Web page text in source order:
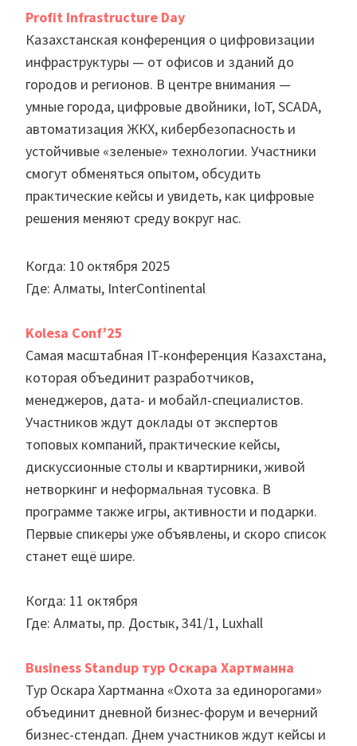
Profit Infrastructure Day
Казахстанская конференция о цифровизации
инфраструктуры — от офисов и зданий до
городов и регионов. В центре внимания —
умные города, цифровые двойники, IoT, SCADA,
автоматизация ЖКХ, кибербезопасность и
устойчивые «зеленые» технологии. Участники
смогут обменяться опытом, обсудить
практические кейсы и увидеть, как цифровые
решения меняют среду вокруг нас.
Когда: 10 октября 2025
Где: Алматы, InterContinental
Kolesa Conf’25
Самая масштабная IT-конференция Казахстана,
которая объединит разработчиков,
менеджеров, дата- и мобайл-специалистов.
Участников ждут доклады от экспертов
топовых компаний, практические кейсы,
дискуссионные столы и квартирники, живой
нетворкинг и неформальная тусовка. В
программе также игры, активности и подарки.
Первые спикеры уже объявлены, и скоро список
станет ещё шире.
Когда: 11 октября
Где: Алматы, пр. Достык, 341/1, Luxhall
Business Standup тур Оскара Хартманна
Тур Оскара Хартманна «Охота за единорогами»
объединит дневной бизнес-форум и вечерний
бизнес-стендап. Днем участников ждут кейсы и